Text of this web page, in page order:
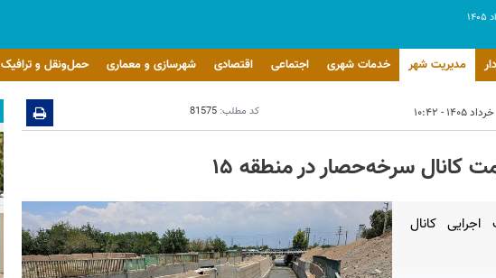
مدیریت شهر خدمات شهری اجتماعی اقتصادی شهرسازی و معماری حمل‌ونقل و ترافیک
کد مطلب: 81575
کانال سرخه‌حصار در منطقه ۱۵
کانال